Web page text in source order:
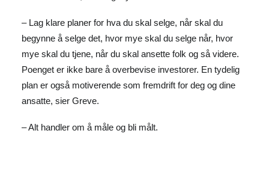
– Lag klare planer for hva du skal selge, når skal du
begynne å selge det, hvor mye skal du selge når, hvor
mye skal du tjene, når du skal ansette folk og så videre.
Poenget er ikke bare å overbevise investorer. En tydelig
plan er også motiverende som fremdrift for deg og dine
ansatte, sier Greve.
– Alt handler om å måle og bli målt.